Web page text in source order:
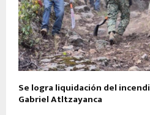
Se logra liquidación del
Gabriel Atltzayanca